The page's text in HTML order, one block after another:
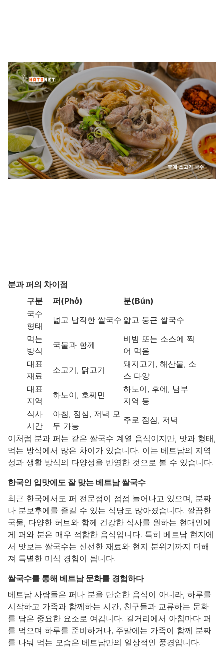
분과 퍼의 차이점
구분
퍼(Phở)
분(Bún)
국수
형태
넓고 납작한 쌀국수 얇고 둥근 쌀국수
먹는
방식
국물과 함께
비빔 또는 소스에 찍
어 먹음
대표
재료
소고기, 닭고기
돼지고기, 해산물, 소
스 다양
대표
지역
하노이, 호찌민
하노이, 후에, 남부
지역 등
식사
시간
아침, 점심, 저녁 모
두 가능
주로 점심, 저녁
이처럼 분과 퍼는 같은 쌀국수 계열 음식이지만, 맛과 형태,
먹는 방식에서 많은 차이가 있습니다. 이는 베트남의 지역
성과 생활 방식의 다양성을 반영한 것으로 볼 수 있습니다.
한국인 입맛에도 잘 맞는 베트남 쌀국수
최근 한국에서도 퍼 전문점이 점점 늘어나고 있으며, 분짜
나 분보후에를 즐길 수 있는 식당도 많아졌습니다. 깔끔한
국물, 다양한 허브와 함께 건강한 식사를 원하는 현대인에
게 퍼와 분은 매우 적합한 음식입니다. 특히 베트남 현지에
서 맛보는 쌀국수는 신선한 재료와 현지 분위기까지 더해
져 특별한 미식 경험이 됩니다.
쌀국수를 통해 베트남 문화를 경험하다
베트남 사람들은 퍼나 분을 단순한 음식이 아니라, 하루를
시작하고 가족과 함께하는 시간, 친구들과 교류하는 문화
를 담은 중요한 요소로 여깁니다. 길거리에서 아침마다 퍼
를 먹으며 하루를 준비하거나, 주말에는 가족이 함께 분짜
를 나눠 먹는 모습은 베트남만의 일상적인 풍경입니다.